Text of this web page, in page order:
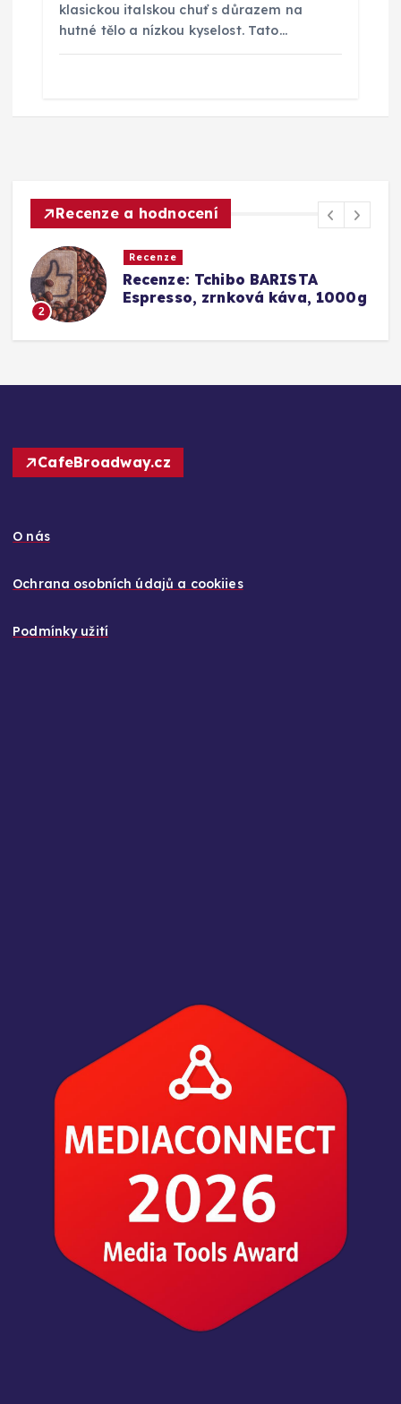
klasickou italskou chuť s důrazem na
hutné tělo a nízkou kyselost. Tato…
Recenze a hodnocení
2
Recenze
Recenze: Tchibo BARISTA
Espresso, zrnková káva, 1000g
CafeBroadway.cz
O nás
Ochrana osobních údajů a cookiies
Podmínky užití